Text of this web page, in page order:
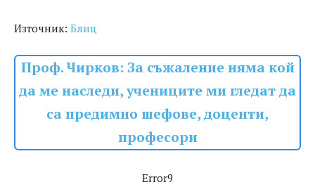
Източник: Блиц
Проф. Чирков: За съжаление няма кой
да ме наследи, учениците ми гледат да
са предимно шефове, доценти,
професори
Error9